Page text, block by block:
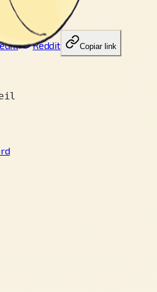
Reddit Copiar link